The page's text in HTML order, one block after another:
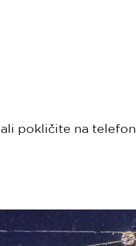
ali pokličite na telefon